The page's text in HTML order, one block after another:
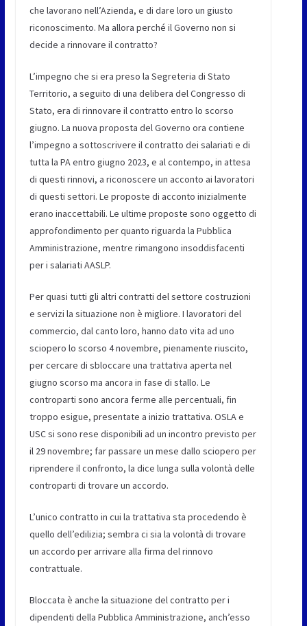
che lavorano nell’Azienda, e di dare loro un giusto
riconoscimento. Ma allora perché il Governo non si
decide a rinnovare il contratto?
L’impegno che si era preso la Segreteria di Stato
Territorio, a seguito di una delibera del Congresso di
Stato, era di rinnovare il contratto entro lo scorso
giugno. La nuova proposta del Governo ora contiene
l’impegno a sottoscrivere il contratto dei salariati e di
tutta la PA entro giugno 2023, e al contempo, in attesa
di questi rinnovi, a riconoscere un acconto ai lavoratori
di questi settori. Le proposte di acconto inizialmente
erano inaccettabili. Le ultime proposte sono oggetto di
approfondimento per quanto riguarda la Pubblica
Amministrazione, mentre rimangono insoddisfacenti
per i salariati AASLP.
Per quasi tutti gli altri contratti del settore costruzioni
e servizi la situazione non è migliore. I lavoratori del
commercio, dal canto loro, hanno dato vita ad uno
sciopero lo scorso 4 novembre, pienamente riuscito,
per cercare di sbloccare una trattativa aperta nel
giugno scorso ma ancora in fase di stallo. Le
controparti sono ancora ferme alle percentuali, fin
troppo esigue, presentate a inizio trattativa. OSLA e
USC si sono rese disponibili ad un incontro previsto per
il 29 novembre; far passare un mese dallo sciopero per
riprendere il confronto, la dice lunga sulla volontà delle
controparti di trovare un accordo.
L’unico contratto in cui la trattativa sta procedendo è
quello dell’edilizia; sembra ci sia la volontà di trovare
un accordo per arrivare alla firma del rinnovo
contrattuale.
Bloccata è anche la situazione del contratto per i
dipendenti della Pubblica Amministrazione, anch’esso